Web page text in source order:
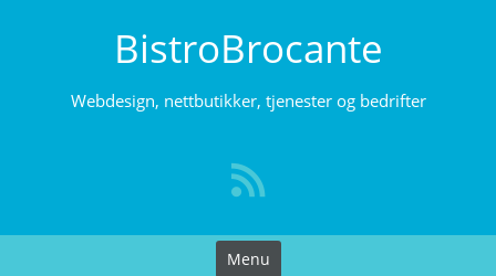
BistroBrocante
Webdesign, nettbutikker, tjenester og bedrifter
Menu